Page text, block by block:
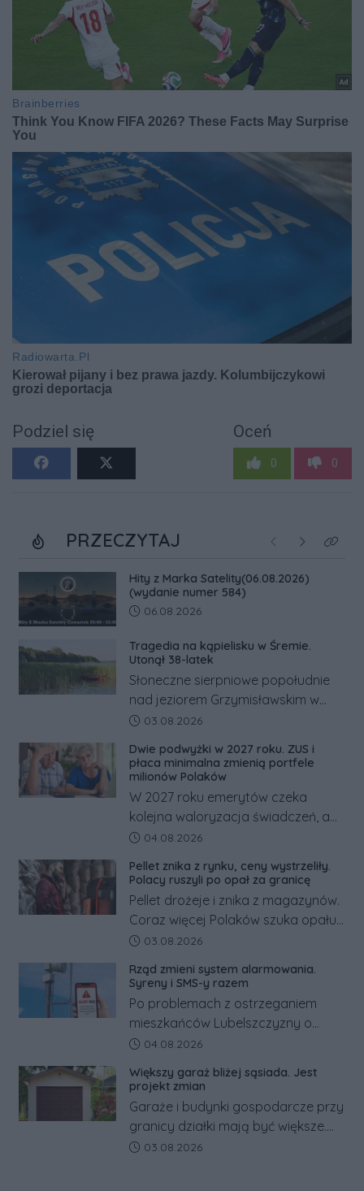
Podziel się Oceń
0 0
PRZECZYTAJ Poprzednie
NastępneKliknij
Hity z Marka Satelity(06.08.2026)
(wydanie numer 584)
Data dodania artykułu:
06.08.2026
Tragedia na kąpielisku w Śremie.
Utonął 38-latek
Słoneczne sierpniowe popołudnie
nad jeziorem Grzymisławskim w
powiecie śremskim zakończyło się
odwrócić nawet natychmiastowe
działania służb ratunkowych.
Data dodania artykułu:
03.08.2026
Dwie podwyżki w 2027 roku. ZUS i
płaca minimalna zmienią portfele
milionów Polaków
W 2027 roku emerytów czeka
kolejna waloryzacja świadczeń, a
pracowników podwyżka płacy
tym zmianom zyskają.
Data dodania artykułu:
04.08.2026
Pellet znika z rynku, ceny wystrzeliły.
Polacy ruszyli po opał za granicę
Pellet drożeje i znika z magazynów.
Coraz więcej Polaków szuka opału
za granicą, gdzie bywa nawet
Co się dzieje?
Data dodania artykułu:
03.08.2026
Rząd zmieni system alarmowania.
Syreny i SMS-y razem
Po problemach z ostrzeganiem
mieszkańców Lubelszczyzny o
rosyjskim zagrożeniu rząd
alarmowych, alertów RCB i aplikacji
w jeden system.
Data dodania artykułu:
04.08.2026
Większy garaż bliżej sąsiada. Jest
projekt zmian
Garaże i budynki gospodarcze przy
granicy działki mają być większe.
Projekt zaostrza też zasady
Data dodania artykułu:
03.08.2026